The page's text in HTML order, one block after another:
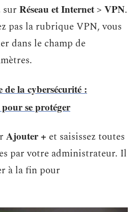
Réseau et Internet> VPN.
pas la rubrique VPN, vous
dans le champ de
de la cybersécurité :
se protéger
Ajouter + et saisissez toutes
par votre administrateur. Il
à la fin pour